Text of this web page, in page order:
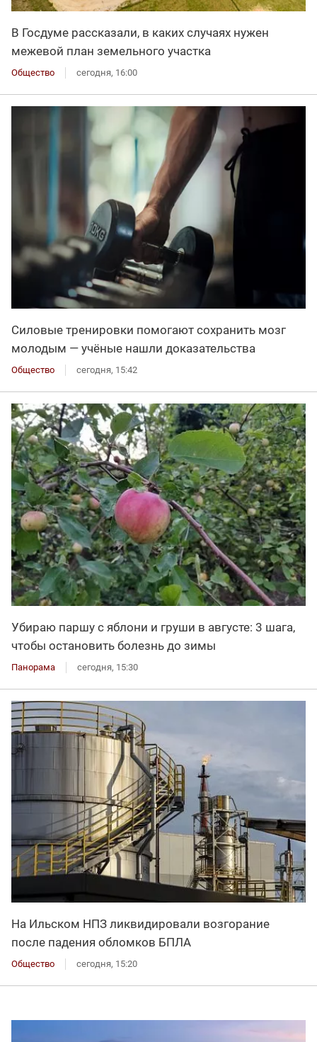
В Госдуме рассказали, в каких случаях нужен
межевой план земельного участка
Общество сегодня, 16:00
Силовые тренировки помогают сохранить мозг
молодым — учёные нашли доказательства
Общество сегодня, 15:42
Убираю паршу с яблони и груши в августе: 3 шага,
чтобы остановить болезнь до зимы
Панорама сегодня, 15:30
На Ильском НПЗ ликвидировали возгорание
после падения обломков БПЛА
Общество сегодня, 15:20